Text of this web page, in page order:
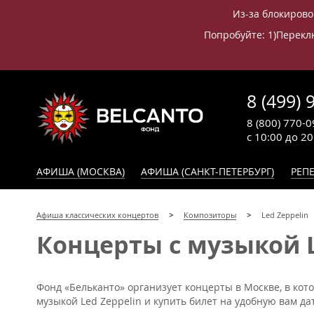
Из-за
Попробуйте:
8 (499)
с 10:00 до
8 (800) 770-
АФИША (МОСКВА) АФИША (САНКТ-ПЕТЕРБУРГ)
Афиша классических концертов Композиторы Led Zeppelin
Концерты с музыкой
Фонд «Бельканто» организует концерты в Москве, в
музыкой Led Zeppelin и купить билет на удобную вам